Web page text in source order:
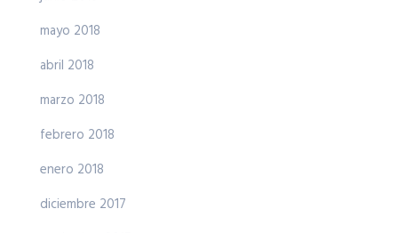
mayo 2018
abril 2018
marzo 2018
febrero 2018
enero 2018
diciembre 2017